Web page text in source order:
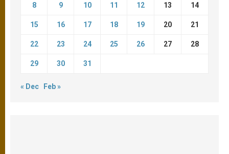
8 9 10 11 12 13 14
15 16 17 18 19 20 21
22 23 24 25 26 27 28
29 30 31
« Dec Feb »